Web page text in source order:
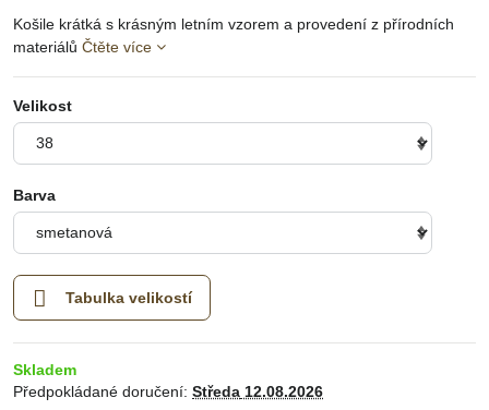
Košile krátká s krásným letním vzorem a provedení z přírodních
materiálů Čtěte více
Velikost
Barva
Tabulka velikostí
Skladem
Předpokládané doručení: Středa 12.08.2026